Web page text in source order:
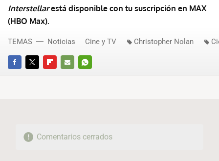
Interstellarestá disponible con tu suscripción en MAX
(HBO Max).
FACEBOOKTWITTERFLIPBOARD
E-
WHATSAPP
TEMAS Noticias Cine y TV Christopher Nolan
Comentarios cerrados